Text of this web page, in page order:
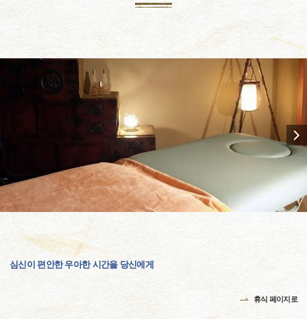
심신이 편안한 우아한 시간을 당신에게
휴식 페이지로